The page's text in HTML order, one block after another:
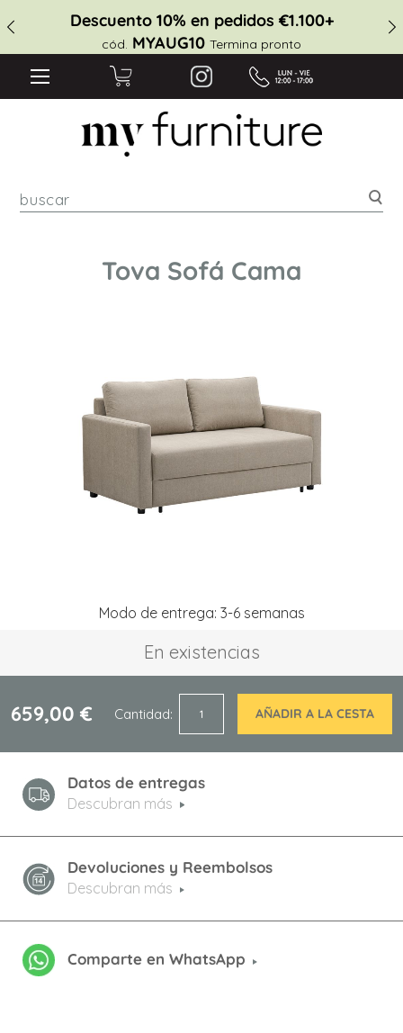
Descuento 10% en pedidos €1.100+
cód. MYAUG10 Termina pronto
Tova Sofá Cama
Modo de entrega: 3-6 semanas
En existencias
659,00 € Cantidad AÑADIR A LA CESTA
Datos de entregas
Descubran más
Devoluciones y Reembolsos
Descubran más
Comparte en WhatsApp
de
imágenes